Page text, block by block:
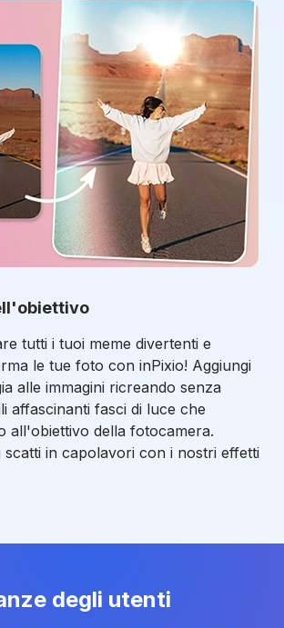
tutti i tuoi meme divertenti e
le tue foto con inPixio! Aggiungi
alle immagini ricreando senza
affascinanti fasci di luce che
all'obiettivo della fotocamera.
scatti in capolavori con i nostri effetti
degli utenti